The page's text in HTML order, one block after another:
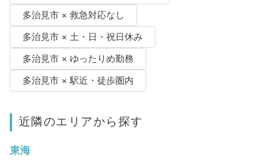
多治見市 × 救急対応なし
多治見市 × 土・日・祝日休み
多治見市 × ゆったりめ勤務
多治見市 × 駅近・徒歩圏内
近隣のエリアから探す
東海